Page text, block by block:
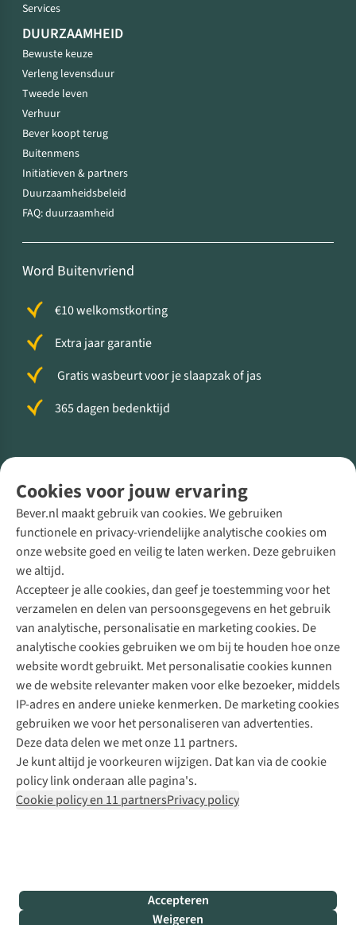
Cookies voor jouw ervaring
Bever.nl maakt gebruik van cookies. We gebruiken
functionele en privacy-vriendelijke analytische cookies om
onze website goed en veilig te laten werken. Deze gebruiken
we altijd.
Accepteer je alle cookies, dan geef je toestemming voor het
verzamelen en delen van persoonsgegevens en het gebruik
van analytische, personalisatie en marketing cookies. De
analytische cookies gebruiken we om bij te houden hoe onze
website wordt gebruikt. Met personalisatie cookies kunnen
we de website relevanter maken voor elke bezoeker, middels
IP-adres en andere unieke kenmerken. De marketing cookies
gebruiken we voor het personaliseren van advertenties.
Deze data delen we met onze 11 partners.
Je kunt altijd je voorkeuren wijzigen. Dat kan via de cookie
policy link onderaan alle pagina's.
Cookie policy en 11 partnersPrivacy policy
Accepteren
Weigeren
Services
DUURZAAMHEID
Bewuste keuze
Verleng levensduur
Tweede leven
Verhuur
Bever koopt terug
Buitenmens
Initiatieven & partners
Duurzaamheidsbeleid
FAQ: duurzaamheid
Word Buitenvriend
€10 welkomstkorting
Extra jaar garantie
Gratis wasbeurt voor je slaapzak of jas
365 dagen bedenktijd
Direct advies van een Buitenexpert
+31 (0)85 888 50 88
+31 6 12 28 49 80
Contactformulier
Bever